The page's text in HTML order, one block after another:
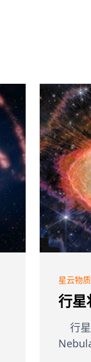
星云物质
行星
行星